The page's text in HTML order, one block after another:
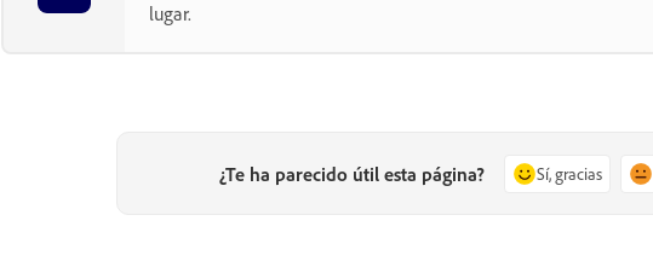
lugar.
¿Te ha parecido útil esta página? Sí, gracias